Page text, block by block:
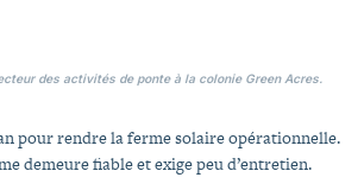
des activités de ponte à la colonie Green Acres.
pour rendre la ferme solaire opérationnelle.
demeure fiable et exige peu d’entretien.